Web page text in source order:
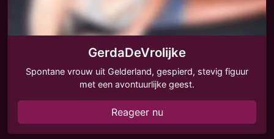
GerdaDeVrolijke
Spontane vrouw uit Gelderland, gespierd, stevig figuur
met een avontuurlijke geest.
Reageer nu